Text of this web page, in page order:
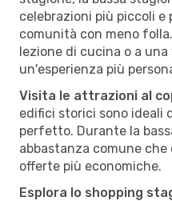
celebrazioni più piccoli
comunità con meno
lezione di cucina o a
un'esperienza più
Visita le attrazioni al
edifici storici sono ideali
perfetto. Durante la
abbastanza comune
offerte più economiche.
Esplora lo shopping